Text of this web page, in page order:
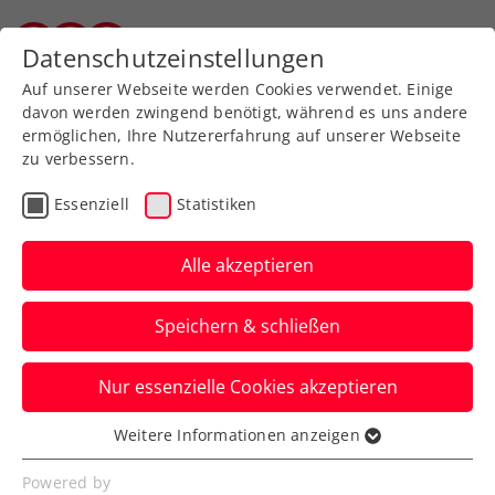
Zurück zur Newsübersicht
Davis Cup
KURIER Austria Davis Cup
Team muss im Krimi
gegen Ungarn ins 5.
Match
Nach den Niederlagen von Lucas Miedler
/ Alexander Erler und Lukas Neumayer
soll es Jurij Rodionov richten.
Datenschutzeinstellungen
Auf unserer Webseite werden Cookies verwendet. Einige
davon werden zwingend benötigt, während es uns andere
ermöglichen, Ihre Nutzererfahrung auf unserer Webseite
zu verbessern.
Essenziell Statistiken
Alle akzeptieren
Speichern & schließen
Nur essenzielle Cookies akzeptieren
Essenziell
Essenzielle Cookies werden für grundlegende
Weitere Informationen anzeigen
Powered by